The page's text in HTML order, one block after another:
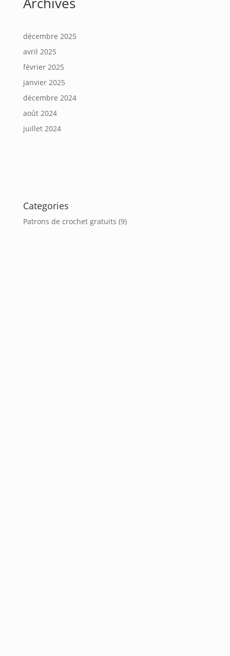
décembre 2025
avril 2025
février 2025
janvier 2025
décembre 2024
août 2024
juillet 2024
Categories
Patrons de crochet gratuits (9)